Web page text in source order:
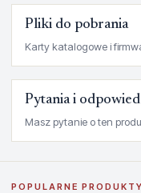
Pliki do pobrania
Karty katalogowe i
Pytania i
Masz pytanie o ten
POPULARNE PRODUKTY